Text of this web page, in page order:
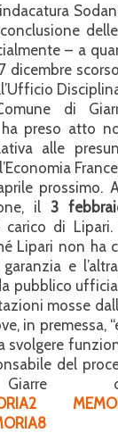
– a
dicembre
di
ha preso atto
alle
il 3
di
Lipari non ha
e
pubblico
mosse
in
svolgere
del
di